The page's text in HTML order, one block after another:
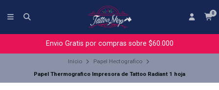
0
Envio Gratis por compras sobre $60.000
Inicio
Papel Hectografico
Papel Thermografico Impresora de Tattoo Radiant 1 hoja